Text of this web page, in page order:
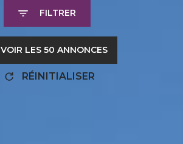
FILTRER
VOIR LES 50 ANNONCES
RÉINITIALISER